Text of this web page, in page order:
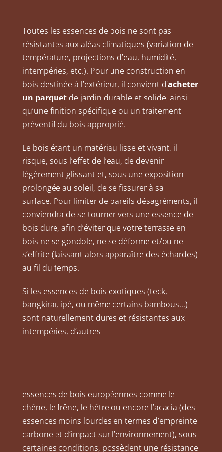
Toutes les essences de bois ne sont pas
résistantes aux aléas climatiques (variation de
température, projections d’eau, humidité,
intempéries, etc.). Pour une construction en
bois destinée à l’extérieur, il convient d’acheter
un parquet de jardin durable et solide, ainsi
qu’une finition spécifique ou un traitement
préventif du bois approprié.
Le bois étant un matériau lisse et vivant, il
risque, sous l’effet de l’eau, de devenir
légèrement glissant et, sous une exposition
prolongée au soleil, de se fissurer à sa
surface. Pour limiter de pareils désagréments, il
conviendra de se tourner vers une essence de
bois dure, afin d’éviter que votre terrasse en
bois ne se gondole, ne se déforme et/ou ne
s’effrite (laissant alors apparaître des échardes)
au fil du temps.
Si les essences de bois exotiques (teck,
bangkiraï, ipé, ou même certains bambous…)
sont naturellement dures et résistantes aux
intempéries, d’autres
essences de bois européennes comme le
chêne, le frêne, le hêtre ou encore l’acacia (des
essences moins lourdes en termes d’empreinte
carbone et d’impact sur l’environnement), sous
certaines conditions, possèdent une résistance